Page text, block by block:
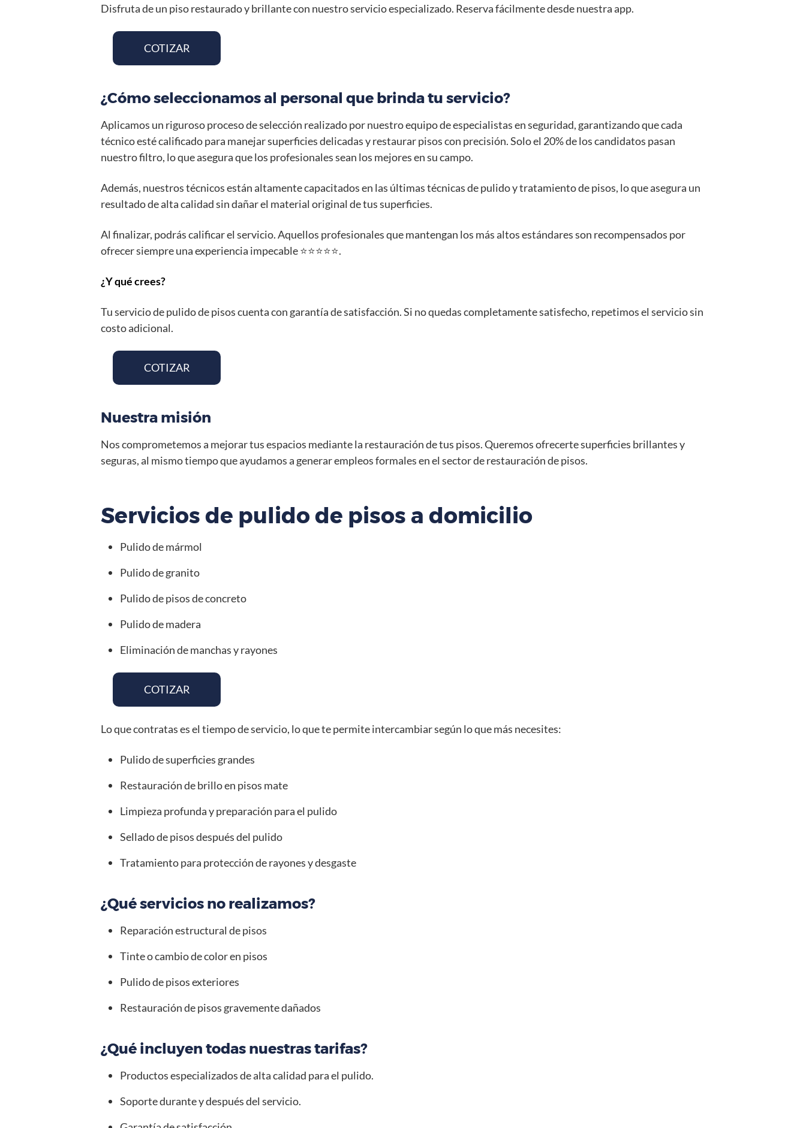
Disfruta de un piso restaurado y brillante con nuestro servicio especializado. Reserva fácilmente desde nuestra app.
COTIZAR
¿Cómo seleccionamos al personal que brinda tu servicio?
Aplicamos un riguroso proceso de selección realizado por nuestro equipo de especialistas en seguridad, garantizando que cada
técnico esté calificado para manejar superficies delicadas y restaurar pisos con precisión. Solo el 20% de los candidatos pasan
nuestro filtro, lo que asegura que los profesionales sean los mejores en su campo.
Además, nuestros técnicos están altamente capacitados en las últimas técnicas de pulido y tratamiento de pisos, lo que asegura un
resultado de alta calidad sin dañar el material original de tus superficies.
Al finalizar, podrás calificar el servicio. Aquellos profesionales que mantengan los más altos estándares son recompensados por
ofrecer siempre una experiencia impecable ⭐️⭐️⭐️⭐️⭐️.
¿Y qué crees?
Tu servicio de pulido de pisos cuenta con garantía de satisfacción. Si no quedas completamente satisfecho, repetimos el servicio sin
costo adicional.
COTIZAR
Nuestra misión
Nos comprometemos a mejorar tus espacios mediante la restauración de tus pisos. Queremos ofrecerte superficies brillantes y
seguras, al mismo tiempo que ayudamos a generar empleos formales en el sector de restauración de pisos.
Servicios de pulido de pisos a domicilio
Pulido de mármol
Pulido de granito
Pulido de pisos de concreto
Pulido de madera
Eliminación de manchas y rayones
COTIZAR
Lo que contratas es el tiempo de servicio, lo que te permite intercambiar según lo que más necesites:
Pulido de superficies grandes
Restauración de brillo en pisos mate
Limpieza profunda y preparación para el pulido
Sellado de pisos después del pulido
Tratamiento para protección de rayones y desgaste
¿Qué servicios no realizamos?
Reparación estructural de pisos
Tinte o cambio de color en pisos
Pulido de pisos exteriores
Restauración de pisos gravemente dañados
¿Qué incluyen todas nuestras tarifas?
Productos especializados de alta calidad para el pulido.
Soporte durante y después del servicio.